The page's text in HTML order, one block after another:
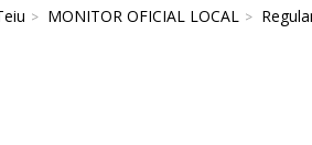
MONITOR OFICIAL LOCAL